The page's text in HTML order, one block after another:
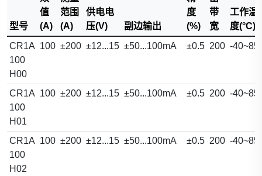
型号
值
(A)
范围
(A)
供电电
压(V)
副边输出
度
(%)
带
宽
工作温
度(°C)
CR1A
100
H00
100 ±200 ±12...15 ±50...100mA ±0.5 200 -40~85
CR1A
100
H01
100 ±200 ±12...15 ±50...100mA ±0.5 200 -40~85
CR1A
100
H02
100 ±200 ±12...15 ±50...100mA ±0.5 200 -40~85